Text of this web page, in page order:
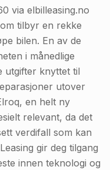
via elbilleasing.no
tilbyr en rekke
bilen. En av de
i månedlige
utgifter knyttet til
utover
en helt ny
relevant, da det
verdifall som kan
gir deg tilgang
innen teknologi og